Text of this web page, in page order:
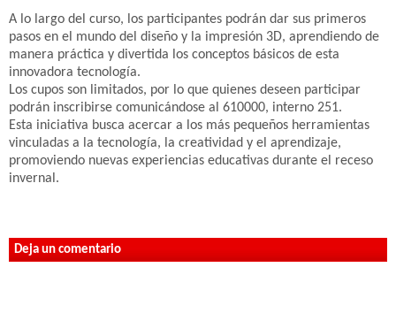
A lo largo del curso, los participantes podrán dar sus primeros
pasos en el mundo del diseño y la impresión 3D, aprendiendo de
manera práctica y divertida los conceptos básicos de esta
innovadora tecnología.
Los cupos son limitados, por lo que quienes deseen participar
podrán inscribirse comunicándose al 610000, interno 251.
Esta iniciativa busca acercar a los más pequeños herramientas
vinculadas a la tecnología, la creatividad y el aprendizaje,
promoviendo nuevas experiencias educativas durante el receso
invernal.
Deja un comentario